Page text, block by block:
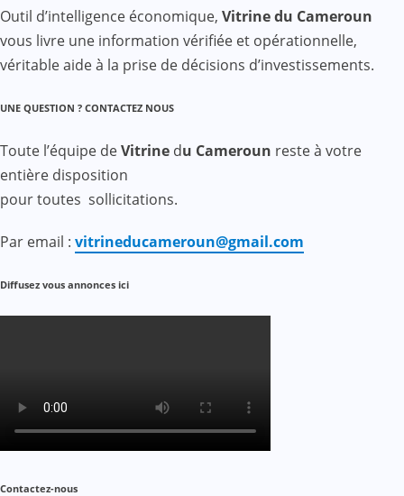
Outil d’intelligence économique, Vitrine du Cameroun
vous livre une information vérifiée et opérationnelle,
véritable aide à la prise de décisions d’investissements.
UNE QUESTION ? CONTACTEZ NOUS
Toute l’équipe deVitrine du Cameroun reste à votre
entière disposition
pour toutes sollicitations.
Par email : vitrineducameroun@gmail.com
Diffusez vous annonces ici
Contactez-nous